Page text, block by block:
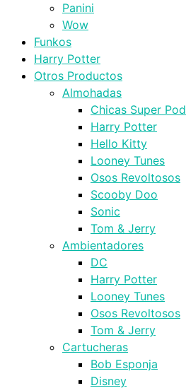
Panini
Wow
Funkos
Harry Potter
Otros Productos
Almohadas
Chicas Super
Harry Potter
Hello Kitty
Looney Tunes
Osos Revoltosos
Scooby Doo
Sonic
Tom & Jerry
Ambientadores
DC
Harry Potter
Looney Tunes
Osos Revoltosos
Tom & Jerry
Cartucheras
Bob Esponja
Disney